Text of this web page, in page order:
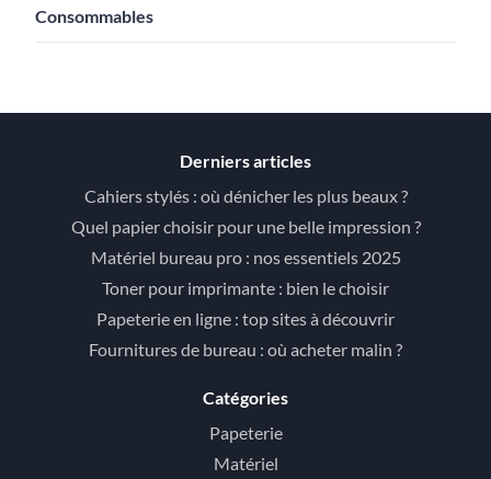
Consommables
Derniers articles
Cahiers stylés : où dénicher les plus beaux ?
Quel papier choisir pour une belle impression ?
Matériel bureau pro : nos essentiels 2025
Toner pour imprimante : bien le choisir
Papeterie en ligne : top sites à découvrir
Fournitures de bureau : où acheter malin ?
Catégories
Papeterie
Matériel